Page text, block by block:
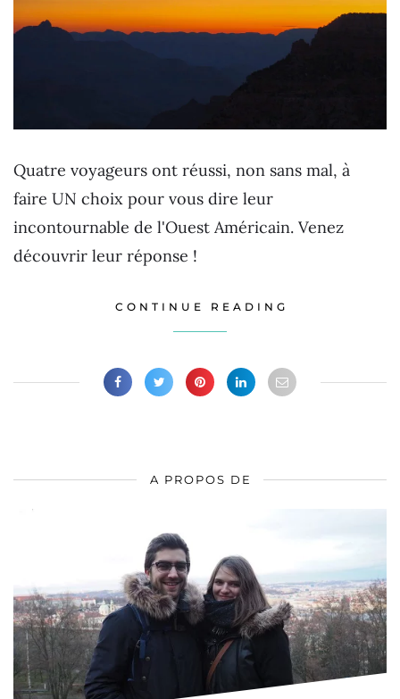
Quatre voyageurs ont réussi, non sans mal, à
faire UN choix pour vous dire leur
incontournable de l'Ouest Américain. Venez
découvrir leur réponse !
CONTINUE READING
A PROPOS DE